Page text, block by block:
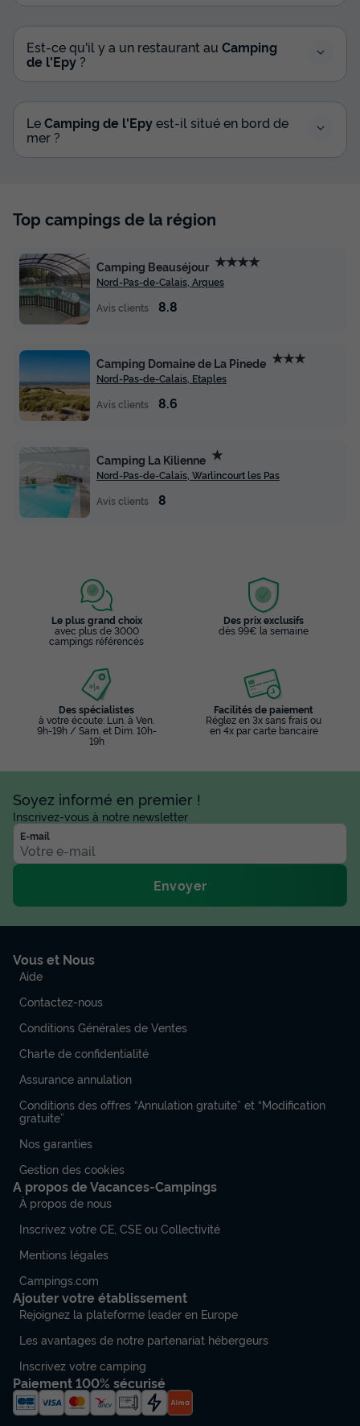
Est-ce qu'il y a un restaurant au Camping
de l'Epy ?
LeCamping de l'Epyest-il situé en bord de
mer ?
Top campings de la région
Camping Beauséjour ★★★★
Nord-Pas-de-Calais, Arques
Avis clients
8.8
Camping Domaine de La Pinede ★★★
Nord-Pas-de-Calais, Etaples
Avis clients
8.6
Camping La Kilienne ★
Nord-Pas-de-Calais, Warlincourt les Pas
Avis clients
8
Le plus grand choix
avec plus de 3000
campings référencés
Des prix exclusifs
dès 99€ la semaine
Des spécialistes
à votre écoute: Lun. à Ven.
9h-19h / Sam. et Dim. 10h-
19h
Facilités de paiement
Réglez en 3x sans frais ou
en 4x par carte bancaire
Soyez informé en premier !
Inscrivez-vous à notre newsletter
E-mail
Envoyer
Vous et Nous
Aide
Contactez-nous
Conditions Générales de Ventes
Charte de confidentialité
Assurance annulation
Conditions des offres “Annulation gratuite” et “Modification
gratuite”
Nos garanties
Gestion des cookies
A propos de Vacances-Campings
À propos de nous
Inscrivez votre CE, CSE ou Collectivité
Mentions légales
Campings.com
Ajouter votre établissement
Rejoignez la plateforme leader en Europe
Les avantages de notre partenariat hébergeurs
Inscrivez votre camping
Paiement 100% sécurisé